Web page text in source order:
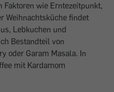
Faktoren wie Erntezeitpunkt,
Weihnachtsküche findet
Lebkuchen und
Bestandteil von
oder Garam Masala. In
mit Kardamom